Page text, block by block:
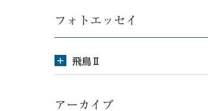
フォトエッセイ
飛鳥Ⅱ
アーカイブ